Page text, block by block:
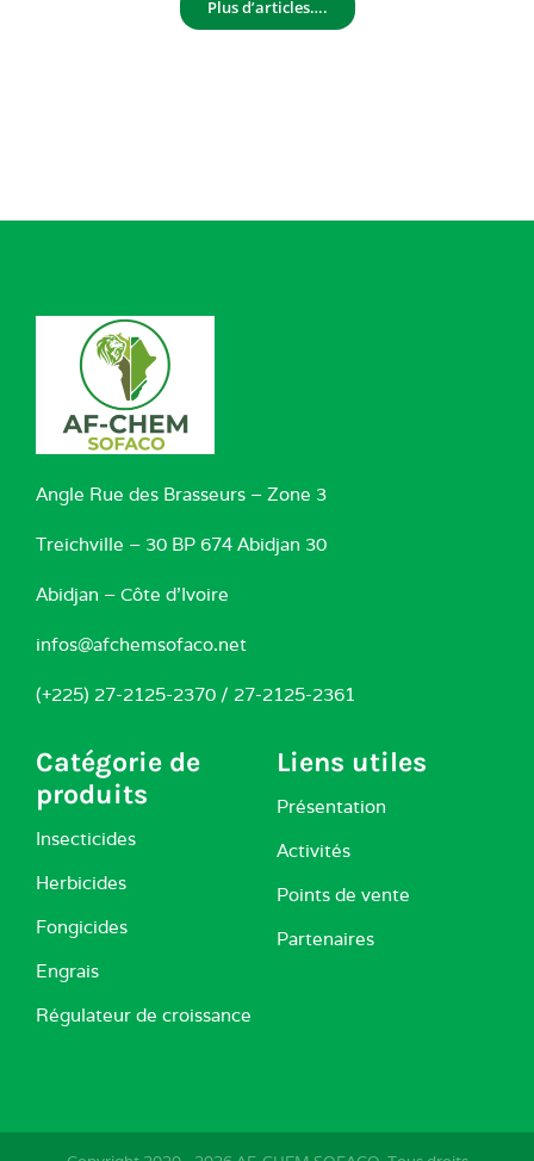
Plus d’articles….
Angle Rue des Brasseurs – Zone 3
Treichville – 30 BP 674 Abidjan 30
Abidjan – Côte d’Ivoire
infos@afchemsofaco.net
(+225) 27-2125-2370 / 27-2125-2361
Catégorie de
produits
Insecticides
Herbicides
Fongicides
Engrais
Régulateur de croissance
Liens utiles
Présentation
Activités
Points de vente
Partenaires